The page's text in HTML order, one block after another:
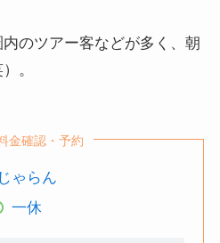
のツアー客などが多く、朝
。
金確認・予約
じゃらん
一休